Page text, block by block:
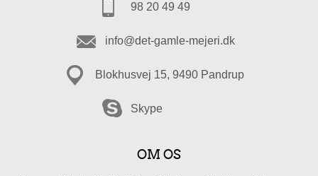
98 20 49 49
info@det-gamle-mejeri.dk
Blokhusvej 15, 9490 Pandrup
Skype
OM OS